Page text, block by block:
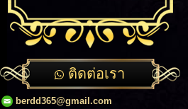
ติดต่อเรา
berdd365@gmail.com